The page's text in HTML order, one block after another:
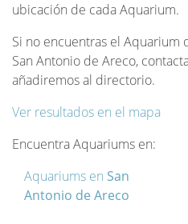
ubicación de cada Aquarium.
Si no encuentras el Aquarium
San Antonio de Areco,
añadiremos al directorio.
Ver resultados en el mapa
Encuentra Aquariums en:
Aquariums en San
Antonio de Areco